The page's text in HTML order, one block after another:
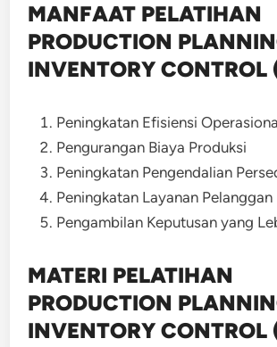
MANFAAT PELATIHAN
PRODUCTION
INVENTORY CONTROL
Peningkatan Efisiensi
Pengurangan Biaya Produksi
Peningkatan Pengendalian
Peningkatan Layanan Pelanggan
Pengambilan Keputusan yang
MATERI PELATIHAN
PRODUCTION
INVENTORY CONTROL